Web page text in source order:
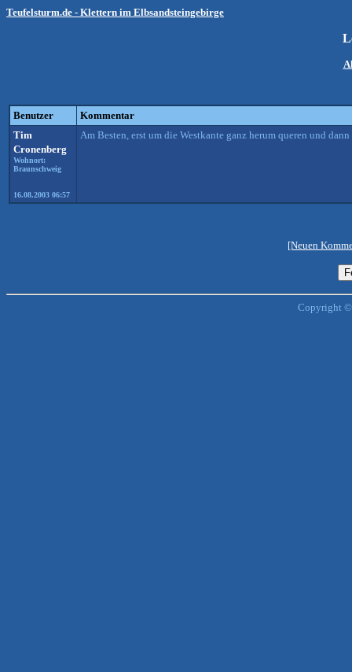
Teufelsturm.de - Klettern im Elbsandsteingebirge
Benutzer
Kommentar
Tim
Cronenberg
Wohnort:
Braunschweig
16.08.2003 06:57
Am Besten, erst um die Westkante ganz herum queren und
[Neuen
Copyright ©